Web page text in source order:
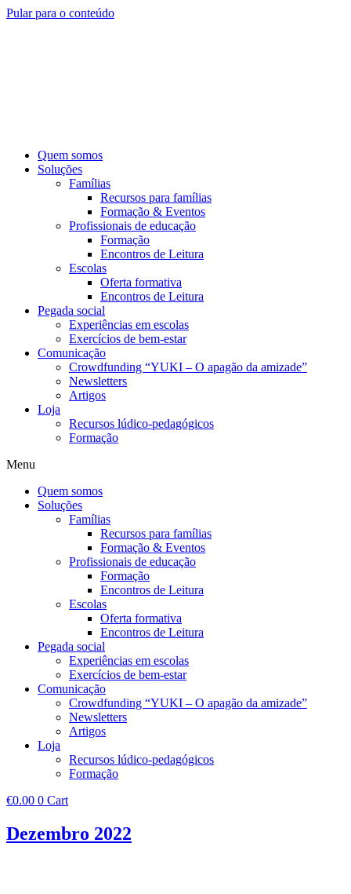
Pular para o conteúdo
Quem somos
Soluções
Famílias
Recursos para famílias
Formação & Eventos
Profissionais de educação
Formação
Encontros de Leitura
Escolas
Oferta formativa
Encontros de Leitura
Pegada social
Experiências em escolas
Exercícios de bem-estar
Comunicação
Crowdfunding “YUKI – O apagão da amizade”
Newsletters
Artigos
Loja
Recursos lúdico-pedagógicos
Formação
Menu
Quem somos
Soluções
Famílias
Recursos para famílias
Formação & Eventos
Profissionais de educação
Formação
Encontros de Leitura
Escolas
Oferta formativa
Encontros de Leitura
Pegada social
Experiências em escolas
Exercícios de bem-estar
Comunicação
Crowdfunding “YUKI – O apagão da amizade”
Newsletters
Artigos
Loja
Recursos lúdico-pedagógicos
Formação
€0.00 0 Cart
Dezembro 2022